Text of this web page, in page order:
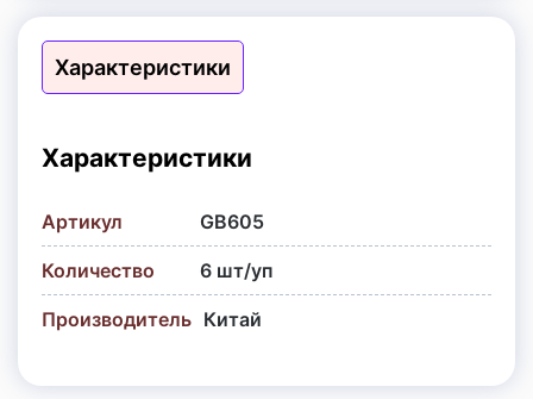
Характеристики
Характеристики
Артикул GB605
Количество 6 шт/уп
Производитель Китай
Петарды
Фестивальные шары
Фонтаны
Ракеты | Римские свечи | Базуки